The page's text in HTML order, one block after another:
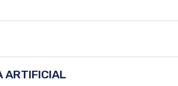
ARTIFICIAL